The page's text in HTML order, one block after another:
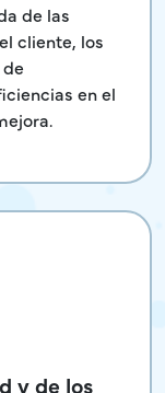
de las
cliente, los
en el
y de los